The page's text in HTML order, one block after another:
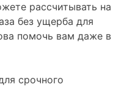
рассчитывать на
без ущерба для
помочь вам даже в
срочного